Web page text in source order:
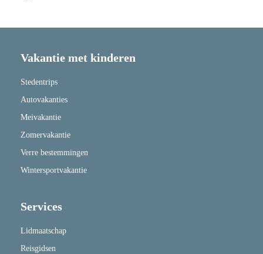
Vakantie met kinderen
Stedentrips
Autovakanties
Meivakantie
Zomervakantie
Verre bestemmingen
Wintersportvakantie
Services
Lidmaatschap
Reisgidsen